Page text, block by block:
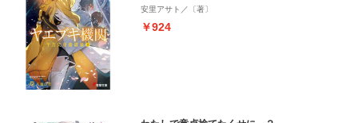
安里アサト／〔著〕
￥924